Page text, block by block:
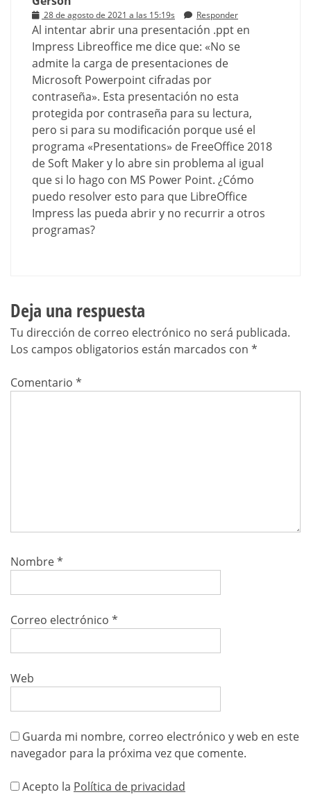
28 de agosto de 2021 a las 15:19s Responder
Al intentar abrir una presentación .ppt en
Impress Libreoffice me dice que: «No se
admite la carga de presentaciones de
Microsoft Powerpoint cifradas por
contraseña». Esta presentación no esta
protegida por contraseña para su lectura,
pero si para su modificación porque usé el
programa «Presentations» de FreeOffice 2018
de Soft Maker y lo abre sin problema al igual
que si lo hago con MS Power Point. ¿Cómo
puedo resolver esto para que LibreOffice
Impress las pueda abrir y no recurrir a otros
programas?
Deja una respuesta
Tu dirección de correo electrónico no será publicada.
Los campos obligatorios están marcados con *
Comentario *
Nombre*
Correo electrónico *
Web
Guarda mi nombre, correo electrónico y web en este
navegador para la próxima vez que comente.
Acepto la Política de privacidad